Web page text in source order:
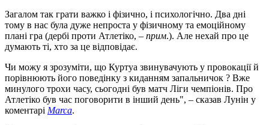
Загалом так грати важко і фізично, і психологічно. Два дні
тому в нас була дуже непроста у фізичному та емоційному
плані гра (дербі проти Атлетіко, – прим.). Але нехай про це
думають ті, хто за це відповідає.
Чи можу я зрозуміти, що Куртуа звинувачують у провокації й
порівнюють його поведінку з киданням запальничок ? Вже
минулого трохи часу, сьогодні був матч Ліги чемпіонів. Про
Атлетіко був час поговорити в інший день", – сказав Лунін у
коментарі Marca.